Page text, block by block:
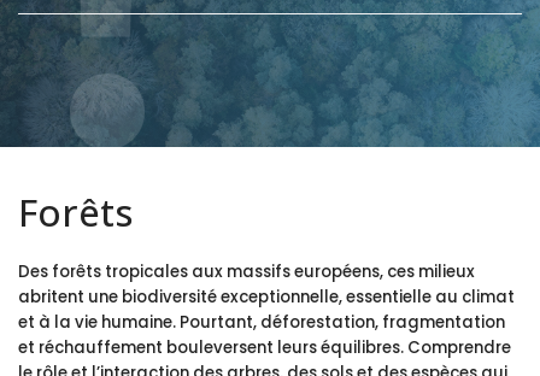
Forêts
Des forêts tropicales aux massifs européens, ces milieux
abritent une biodiversité exceptionnelle, essentielle au climat
et à la vie humaine. Pourtant, déforestation, fragmentation
et réchauffement bouleversent leurs équilibres. Comprendre